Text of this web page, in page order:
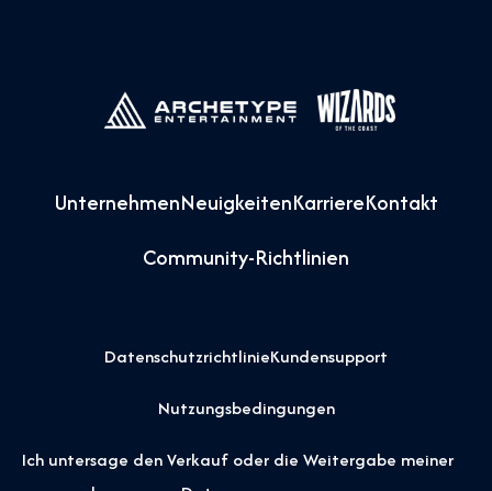
UnternehmenNeuigkeitenKarriereKontakt
Community-Richtlinien
DatenschutzrichtlinieKundensupport
Nutzungsbedingungen
Ich untersage den Verkauf oder die Weitergabe meiner